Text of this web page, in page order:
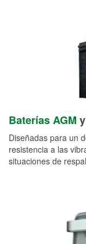
Baterías AGM y
Diseñadas para un
resistencia a las
situaciones de